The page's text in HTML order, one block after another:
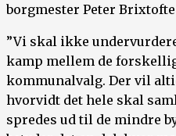
borgmester Peter
”Vi skal ikke
kamp mellem de
kommunalvalg. Der vil
hvorvidt det hele skal
spredes ud til de mindre